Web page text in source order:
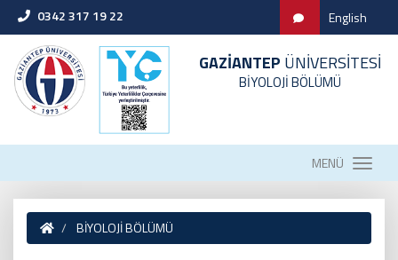
0342 317 19 22 English
GAZİANTEP ÜNİVERSİTESİ
BİYOLOJİ BÖLÜMÜ
MENÜ
BİYOLOJİ BÖLÜMÜ